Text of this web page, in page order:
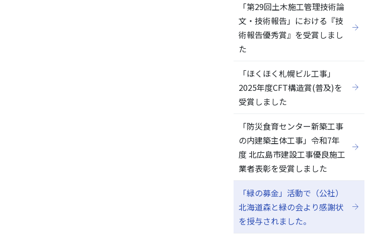
「第29回土木施工管理技術論
文・技術報告」における『技
術報告優秀賞』を受賞しまし
た
「ほくほく札幌ビル工事」
2025年度CFT構造賞(普及)を
受賞しました
「防災食育センター新築工事
の内建築主体工事」令和7年
度 北広島市建設工事優良施工
業者表彰を受賞しました
「緑の募金」活動で（公社）
北海道森と緑の会より感謝状
を授与されました。